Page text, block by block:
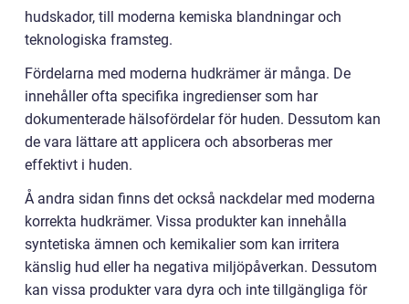
hudskador, till moderna kemiska blandningar och
teknologiska framsteg.
Fördelarna med moderna hudkrämer är många. De
innehåller ofta specifika ingredienser som har
dokumenterade hälsofördelar för huden. Dessutom kan
de vara lättare att applicera och absorberas mer
effektivt i huden.
Å andra sidan finns det också nackdelar med moderna
korrekta hudkrämer. Vissa produkter kan innehålla
syntetiska ämnen och kemikalier som kan irritera
känslig hud eller ha negativa miljöpåverkan. Dessutom
kan vissa produkter vara dyra och inte tillgängliga för